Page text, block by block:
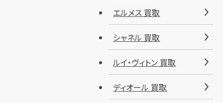
エルメス 買取
シャネル 買取
ルイ・ヴィトン 買取
ディオール 買取